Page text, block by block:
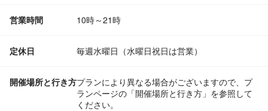
営業時間 10時～21時
定休日 毎週水曜日（水曜日祝日は営業）
開催場所と行き方プランにより異なる場合がございますので、プ
ランページの「開催場所と行き方」を参照して
ください。